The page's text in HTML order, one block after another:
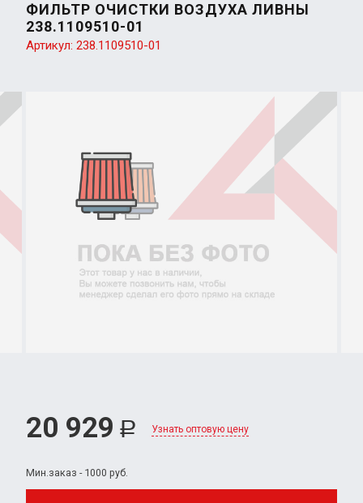
ФИЛЬТР ОЧИСТКИ ВОЗДУХА ЛИВНЫ
238.1109510-01
Артикул: 238.1109510-01
20 929 Р Узнать оптовую цену
Мин.заказ - 1000 руб.